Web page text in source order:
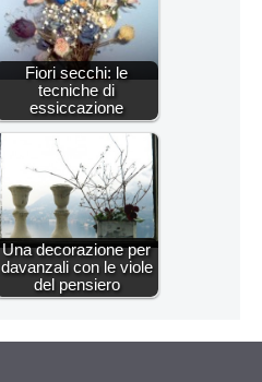
Fiori secchi: le
tecniche di
essiccazione
Una decorazione per
davanzali con le viole
del pensiero